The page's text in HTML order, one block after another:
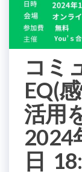
コミ
EQ(
活用
2024
日